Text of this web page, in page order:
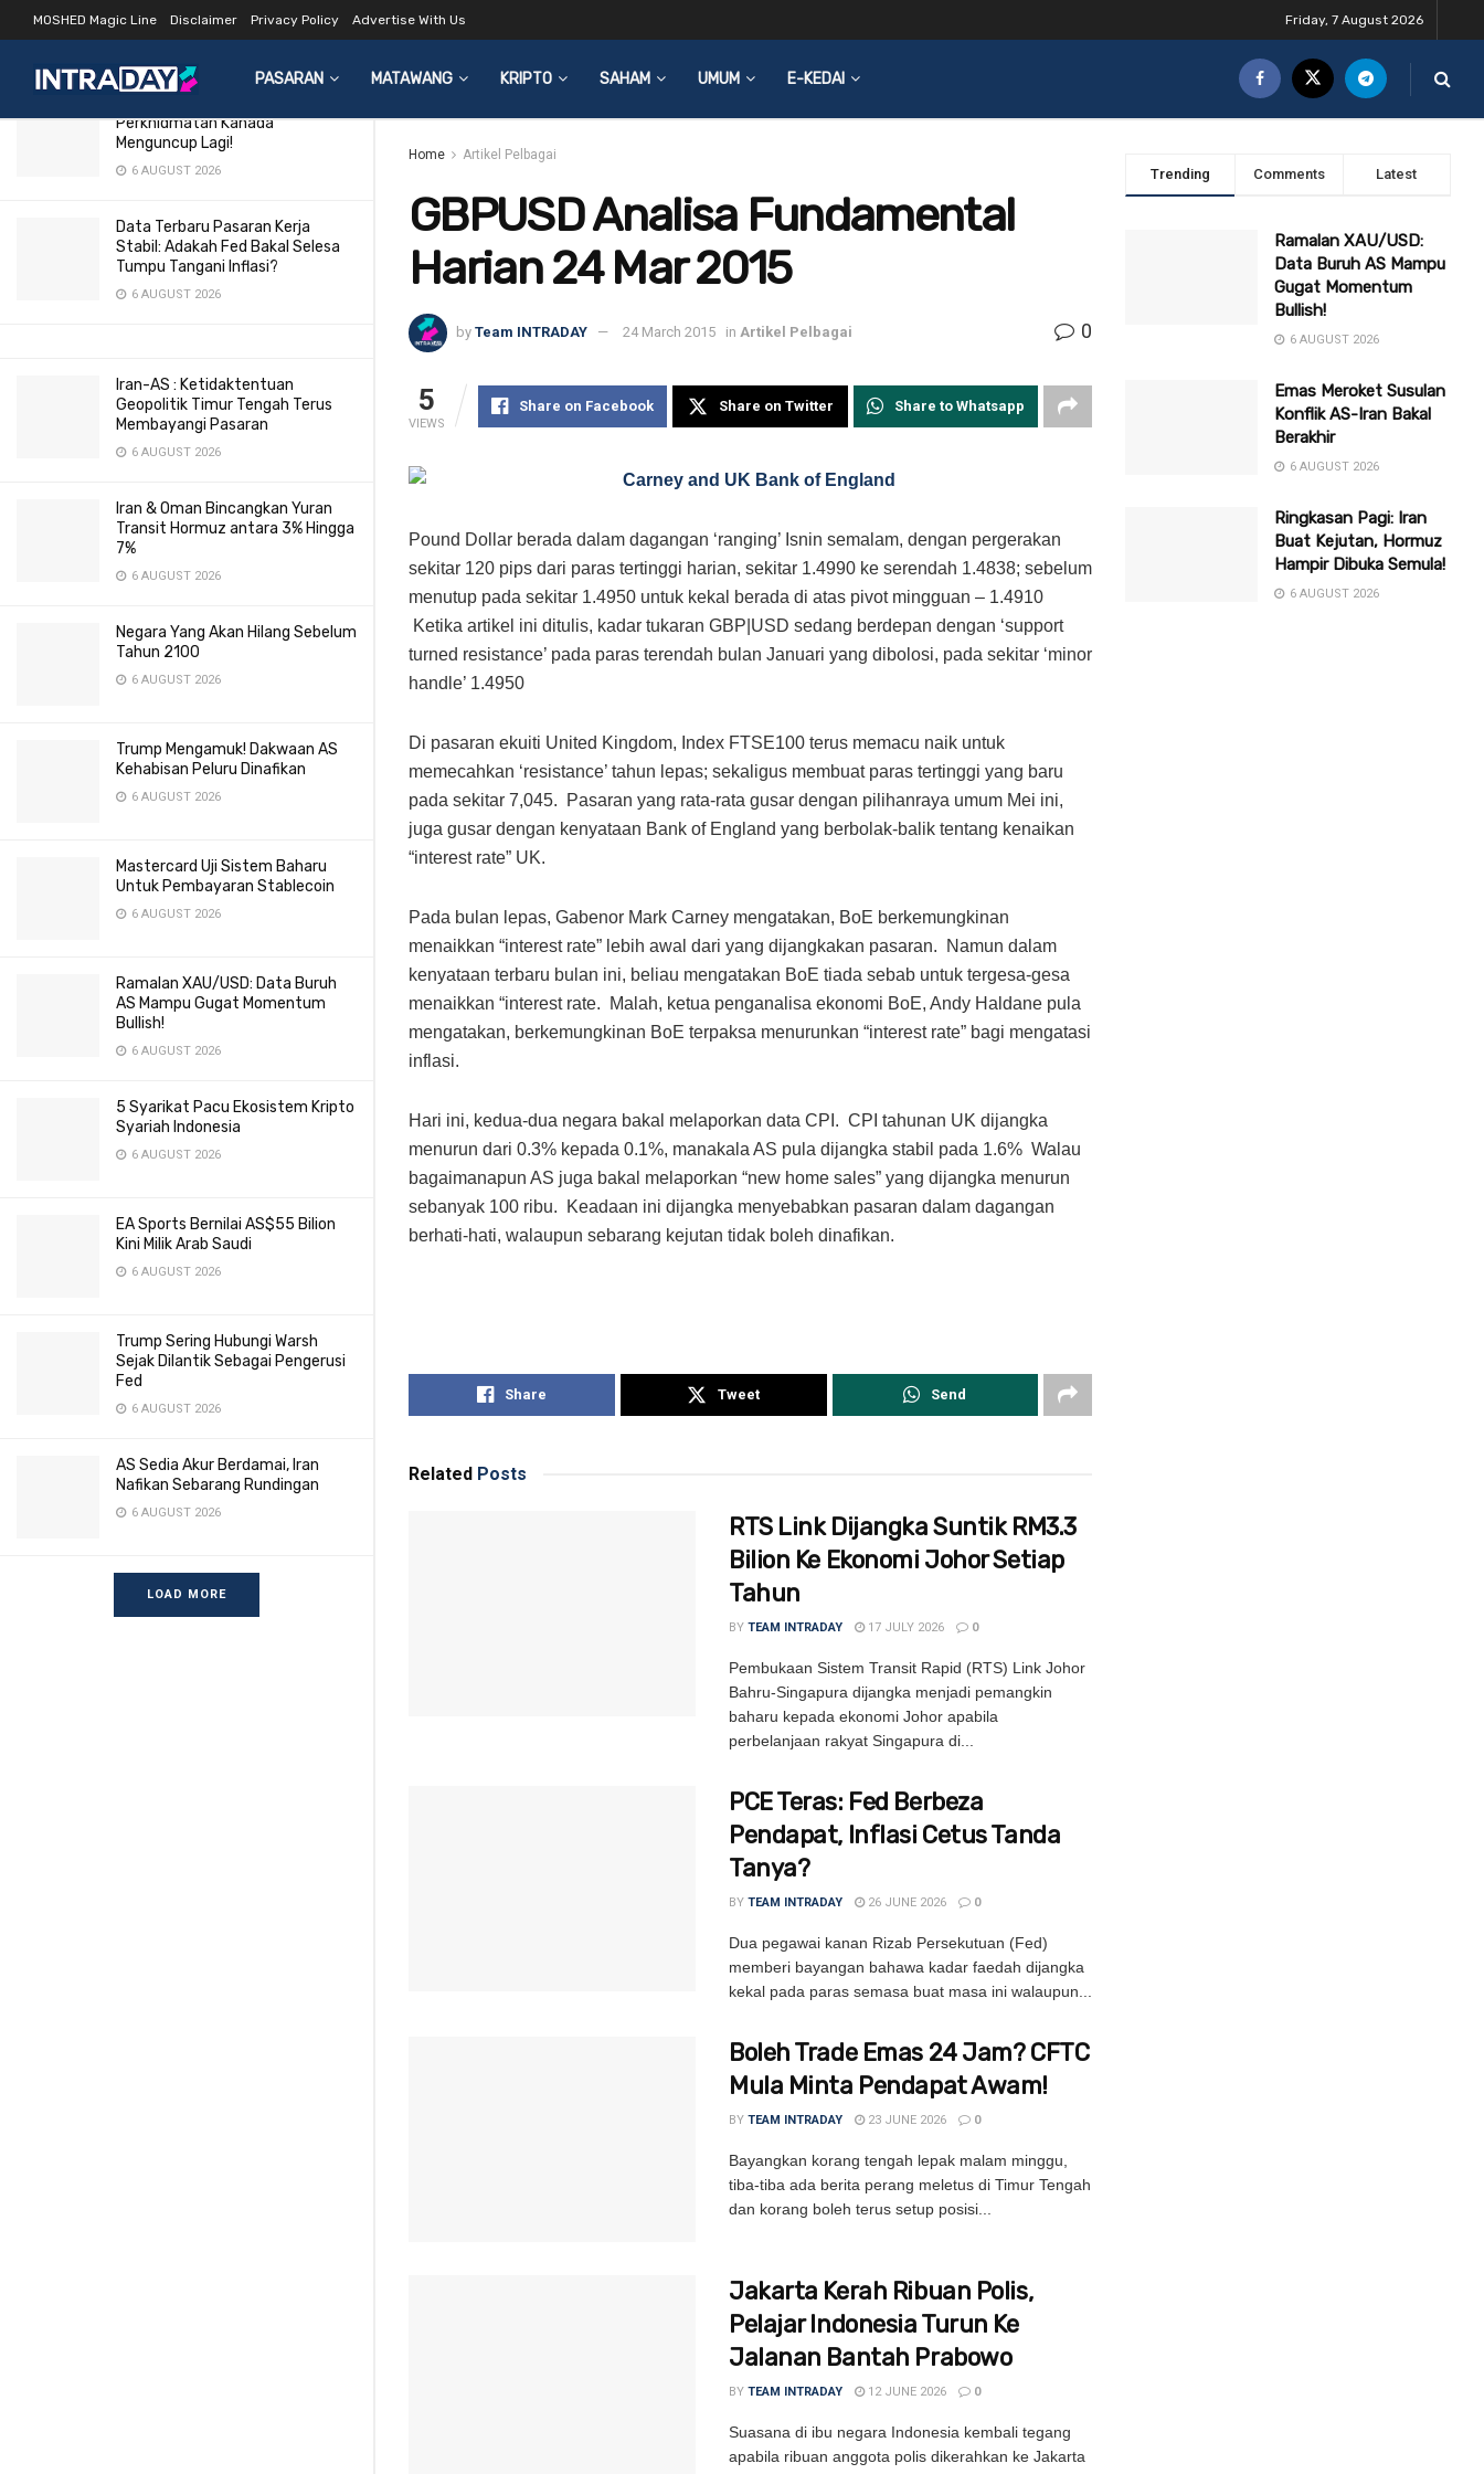
LATEST TRENDING Filter
Perkhidmatan Kanada
Menguncup Lagi!
6 AUGUST 2026
Data Terbaru Pasaran Kerja
Stabil: Adakah Fed Bakal Selesa
Tumpu Tangani Inflasi?
6 AUGUST 2026
Iran-AS : Ketidaktentuan
Geopolitik Timur Tengah Terus
Membayangi Pasaran
6 AUGUST 2026
Iran & Oman Bincangkan Yuran
Transit Hormuz antara 3% Hingga
7%
6 AUGUST 2026
Negara Yang Akan Hilang Sebelum
Tahun 2100
6 AUGUST 2026
Trump Mengamuk! Dakwaan AS
Kehabisan Peluru Dinafikan
6 AUGUST 2026
Mastercard Uji Sistem Baharu
Untuk Pembayaran Stablecoin
6 AUGUST 2026
Ramalan XAU/USD: Data Buruh
AS Mampu Gugat Momentum
Bullish!
6 AUGUST 2026
5 Syarikat Pacu Ekosistem Kripto
Syariah Indonesia
6 AUGUST 2026
EA Sports Bernilai AS$55 Bilion
Kini Milik Arab Saudi
6 AUGUST 2026
Trump Sering Hubungi Warsh
Sejak Dilantik Sebagai Pengerusi
Fed
6 AUGUST 2026
AS Sedia Akur Berdamai, Iran
Nafikan Sebarang Rundingan
6 AUGUST 2026
LOAD MORE
MOSHED Magic Line Disclaimer Privacy Policy Advertise With Us Friday, 7 August 2026
PASARAN MATAWANG KRIPTO SAHAM UMUM E-KEDAI
Home Artikel Pelbagai
GBPUSD Analisa Fundamental
Harian 24 Mar 2015
by Team INTRADAY 24 March 2015 in Artikel Pelbagai 0
5
VIEWS
Share on Facebook Share on Twitter Share to Whatsapp
Pound Dollar berada dalam dagangan ‘ranging’ Isnin semalam, dengan pergerakan
sekitar 120 pips dari paras tertinggi harian, sekitar 1.4990 ke serendah 1.4838; sebelum
menutup pada sekitar 1.4950 untuk kekal berada di atas pivot mingguan – 1.4910
Ketika artikel ini ditulis, kadar tukaran GBP|USD sedang berdepan dengan ‘support
turned resistance’ pada paras terendah bulan Januari yang dibolosi, pada sekitar ‘minor
handle’ 1.4950
Di pasaran ekuiti United Kingdom, Index FTSE100 terus memacu naik untuk
memecahkan ‘resistance’ tahun lepas; sekaligus membuat paras tertinggi yang baru
pada sekitar 7,045. Pasaran yang rata-rata gusar dengan pilihanraya umum Mei ini,
juga gusar dengan kenyataan Bank of England yang berbolak-balik tentang kenaikan
“interest rate” UK.
Pada bulan lepas, Gabenor Mark Carney mengatakan, BoE berkemungkinan
menaikkan “interest rate” lebih awal dari yang dijangkakan pasaran. Namun dalam
kenyataan terbaru bulan ini, beliau mengatakan BoE tiada sebab untuk tergesa-gesa
menaikkan “interest rate. Malah, ketua penganalisa ekonomi BoE, Andy Haldane pula
mengatakan, berkemungkinan BoE terpaksa menurunkan “interest rate” bagi mengatasi
inflasi.
Hari ini, kedua-dua negara bakal melaporkan data CPI. CPI tahunan UK dijangka
menurun dari 0.3% kepada 0.1%, manakala AS pula dijangka stabil pada 1.6% Walau
bagaimanapun AS juga bakal melaporkan “new home sales” yang dijangka menurun
sebanyak 100 ribu. Keadaan ini dijangka menyebabkan pasaran dalam dagangan
berhati-hati, walaupun sebarang kejutan tidak boleh dinafikan.
Share Tweet Send
Related Posts
RTS Link Dijangka Suntik RM3.3
Bilion Ke Ekonomi Johor Setiap
Tahun
BY TEAM INTRADAY 17 JULY 2026 0
Pembukaan Sistem Transit Rapid (RTS) Link Johor
Bahru-Singapura dijangka menjadi pemangkin
baharu kepada ekonomi Johor apabila
perbelanjaan rakyat Singapura di...
PCE Teras: Fed Berbeza
Pendapat, Inflasi Cetus Tanda
Tanya?
BY TEAM INTRADAY 26 JUNE 2026 0
Dua pegawai kanan Rizab Persekutuan (Fed)
memberi bayangan bahawa kadar faedah dijangka
kekal pada paras semasa buat masa ini walaupun...
Boleh Trade Emas 24 Jam? CFTC
Mula Minta Pendapat Awam!
BY TEAM INTRADAY 23 JUNE 2026 0
Bayangkan korang tengah lepak malam minggu,
tiba-tiba ada berita perang meletus di Timur Tengah
dan korang boleh terus setup posisi...
Jakarta Kerah Ribuan Polis,
Pelajar Indonesia Turun Ke
Jalanan Bantah Prabowo
BY TEAM INTRADAY 12 JUNE 2026 0
Suasana di ibu negara Indonesia kembali tegang
apabila ribuan anggota polis dikerahkan ke Jakarta
Trending Comments Latest
Ramalan XAU/USD:
Data Buruh AS Mampu
Gugat Momentum
Bullish!
6 AUGUST 2026
Emas Meroket Susulan
Konflik AS-Iran Bakal
Berakhir
6 AUGUST 2026
Ringkasan Pagi: Iran
Buat Kejutan, Hormuz
Hampir Dibuka Semula!
6 AUGUST 2026